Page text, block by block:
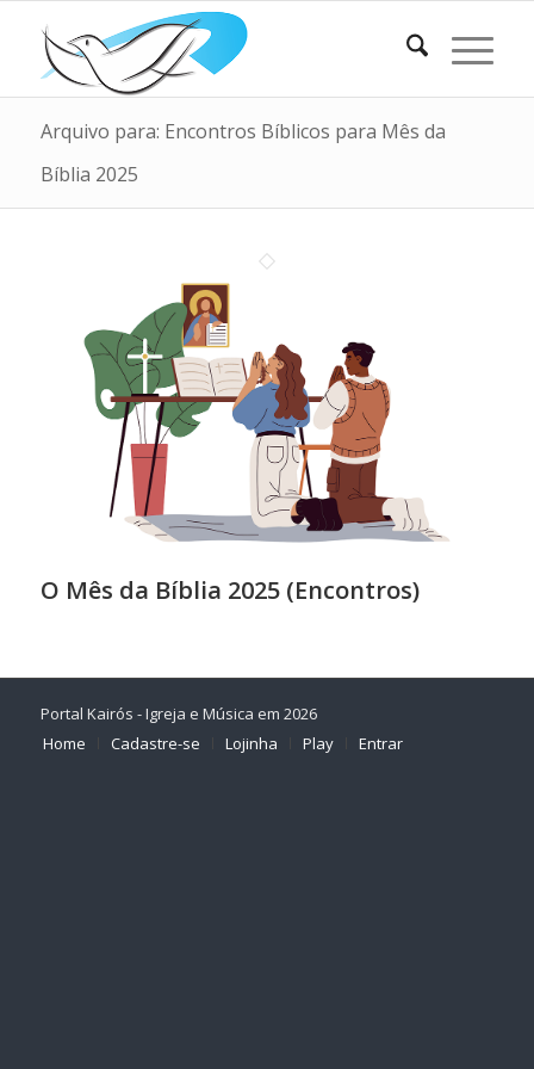
Arquivo para: Encontros Bíblicos para Mês da
Bíblia 2025
O Mês da Bíblia 2025 (Encontros)
Portal Kairós - Igreja e Música em 2026
Home
Cadastre-se Lojinha Play Entrar